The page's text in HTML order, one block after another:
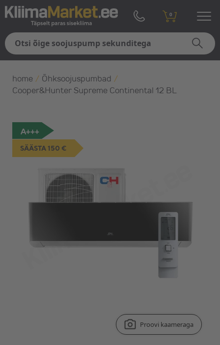
0
home / Õhksoojuspumbad /
Cooper&Hunter Supreme Continental 12 BL
A+++
SÄÄSTA 150 €
Proovi kaameraga